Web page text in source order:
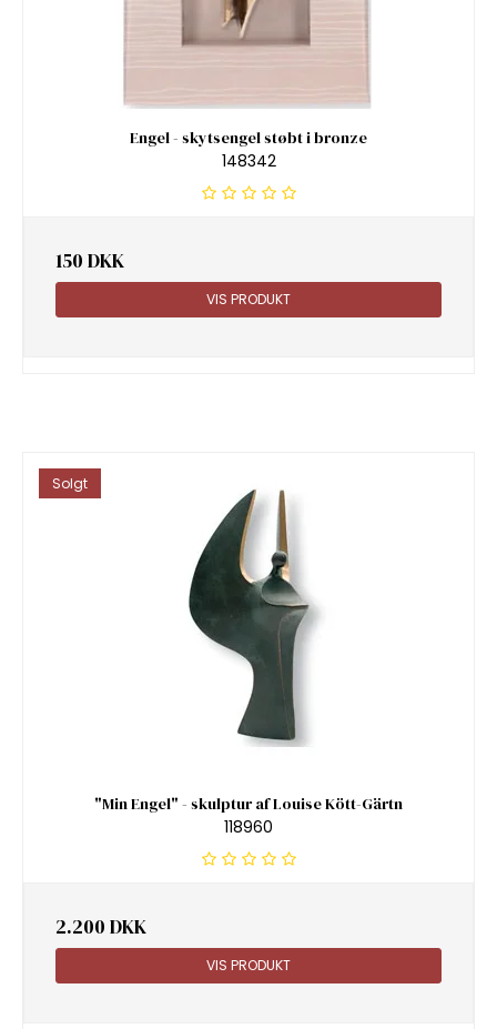
Engel - skytsengel støbt i bronze
148342
150 DKK
VIS PRODUKT
Solgt
"Min Engel" - skulptur af Louise Kött-Gärtn
118960
2.200 DKK
VIS PRODUKT